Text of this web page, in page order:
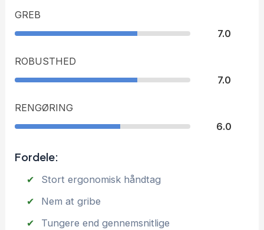
GREB
7.0
ROBUSTHED
7.0
RENGØRING
6.0
Fordele:
Stort ergonomisk håndtag
Nem at gribe
Tungere end gennemsnitlige